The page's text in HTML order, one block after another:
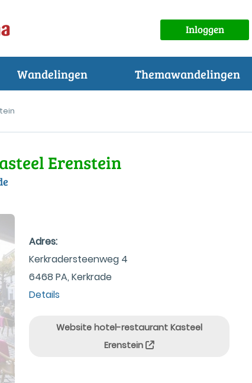
Inloggen
Wandelingen Themawandelingen
Erenstein
Adres:
Kerkradersteenweg 4
6468 PA, Kerkrade
Details
Website hotel-restaurant Kasteel
Erenstein